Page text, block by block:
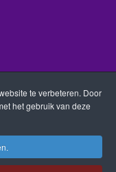
te verbeteren. Door
het gebruik van deze